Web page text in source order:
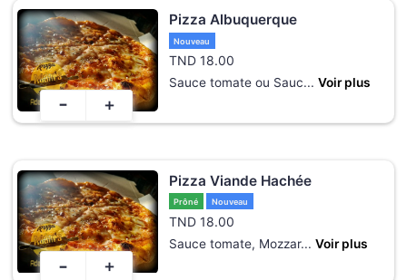
Pizza Albuquerque
Nouveau
TND 18.00
Sauce tomate ou Sauc... Voir plus
- +
Pizza Viande Hachée
Prôné Nouveau
TND 18.00
Sauce tomate, Mozzar... Voir plus
- +